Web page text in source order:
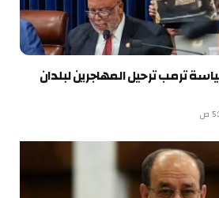
ترمب ترحيل المهاجرين لبلدان